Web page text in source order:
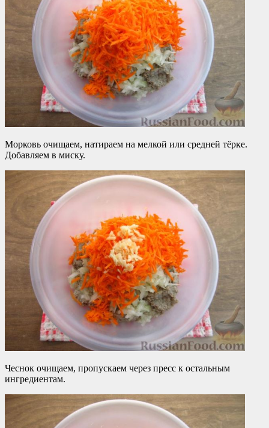
Морковь очищаем, натираем на мелкой или средней тёрке.
Добавляем в миску.
Чеснок очищаем, пропускаем через пресс к остальным
ингредиентам.